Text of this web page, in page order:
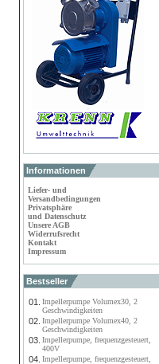
Informationen
Liefer- und
Versandbedingungen
Privatsphäre
und Datenschutz
Unsere AGB
Widerrufsrecht
Kontakt
Impressum
Bestseller
01.
Impellerpumpe Volumex30, 2
Geschwindigkeiten
02. Impellerpumpe Volumex40, 2
Geschwindigkeiten
03. Impellerpumpe, frequenzgesteuert,
400V
04. Impellerpumpe, frequenzgesteuert,